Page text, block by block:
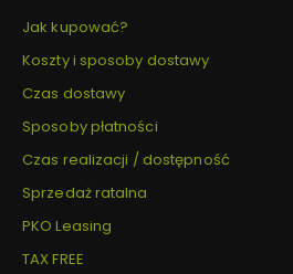
Jak kupować?
Koszty i sposoby dostawy
Czas dostawy
Sposoby płatności
Czas realizacji / dostępność
Sprzedaż ratalna
PKO Leasing
TAX FREE